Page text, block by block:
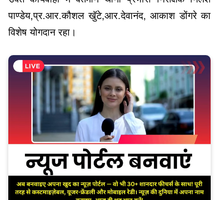
पाण्डेय,प्र.आर.कौशल खॅुटे,आर.देवानंद, आकाश डोंगरे का
विशेष योगदान रहा।